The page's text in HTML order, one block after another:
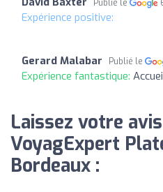
Publié le
Expérience positive:
Gerard Malabar Publié le
Expérience fantastique:
Laissez votre
VoyagExpert
Bordeaux :